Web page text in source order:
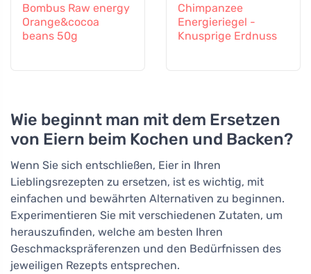
Bombus Raw energy
Orange&cocoa
beans 50g
Chimpanzee
Energieriegel -
Knusprige Erdnuss
Wie beginnt man mit dem Ersetzen
von Eiern beim Kochen und Backen?
Wenn Sie sich entschließen, Eier in Ihren
Lieblingsrezepten zu ersetzen, ist es wichtig, mit
einfachen und bewährten Alternativen zu beginnen.
Experimentieren Sie mit verschiedenen Zutaten, um
herauszufinden, welche am besten Ihren
Geschmackspräferenzen und den Bedürfnissen des
jeweiligen Rezepts entsprechen.